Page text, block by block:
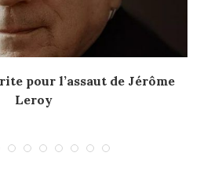
pour l’assaut de Jérôme
Leroy